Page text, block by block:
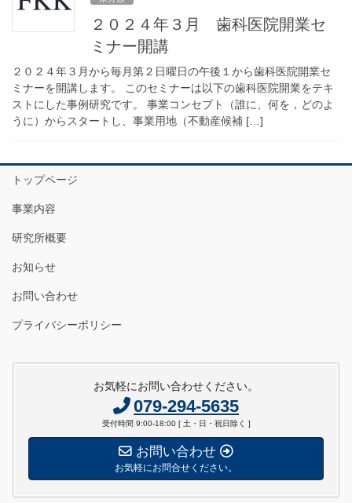
２０２４年３月 歯科医院開業セ
ミナー開講
２０２４年３月から毎月第２日曜日の午後１から歯科医院開業セ
ミナーを開講します。 このセミナーは以下の歯科医院開業をテキ
ストにした事例研究です。 事業コンセプト（誰に、何を，どのよ
うに）からスタートし、事業用地（不動産候補 […]
トップページ
事業内容
研究所概要
お知らせ
お問い合わせ
プライバシーポリシー
お気軽にお問い合わせください。
079-294-5635
受付時間 9:00-18:00 [ 土・日・祝日除く ]
お問い合わせ
お気軽にお問合せください。